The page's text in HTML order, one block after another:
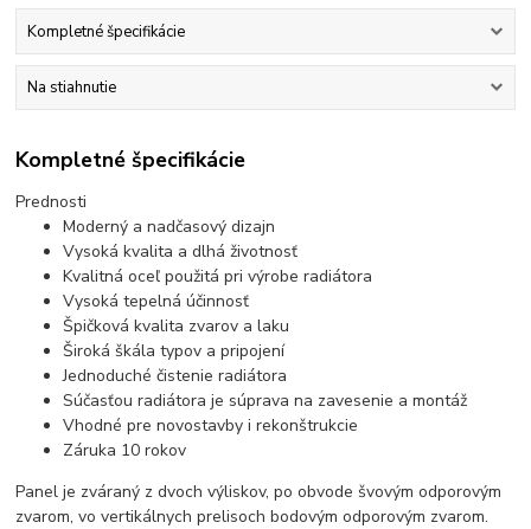
Kompletné špecifikácie
Na stiahnutie
Kompletné špecifikácie
Prednosti
Moderný a nadčasový dizajn
Vysoká kvalita a dlhá životnosť
Kvalitná oceľ použitá pri výrobe radiátora
Vysoká tepelná účinnosť
Špičková kvalita zvarov a laku
Široká škála typov a pripojení
Jednoduché čistenie radiátora
Súčasťou radiátora je súprava na zavesenie a montáž
Vhodné pre novostavby i rekonštrukcie
Záruka 10 rokov
Panel je zváraný z dvoch výliskov, po obvode švovým odporovým
zvarom, vo vertikálnych prelisoch bodovým odporovým zvarom.